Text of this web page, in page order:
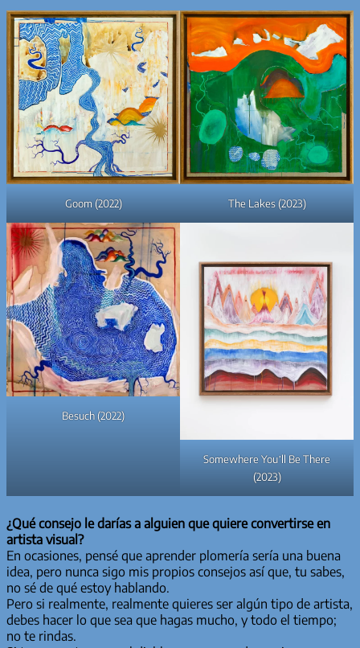
Goom (2022) The Lakes (2023)
Besuch (2022)
Somewhere You’ll Be There
(2023)
¿Qué consejo le darías a alguien que quiere convertirse en
artista visual?
En ocasiones, pensé que aprender plomería sería una buena
idea, pero nunca sigo mis propios consejos así que, tu sabes,
no sé de qué estoy hablando.
Pero si realmente, realmente quieres ser algún tipo de artista,
debes hacer lo que sea que hagas mucho, y todo el tiempo;
no te rindas.